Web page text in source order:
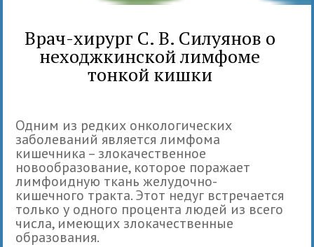
Врач-хирург С. В. Силуянов о
неходжкинской лимфоме
тонкой кишки
Одним из редких онкологических
заболеваний является лимфома
кишечника – злокачественное
новообразование, которое поражает
лимфоидную ткань желудочно-
кишечного тракта. Этот недуг встречается
только у одного процента людей из всего
числа, имеющих злокачественные
образования.